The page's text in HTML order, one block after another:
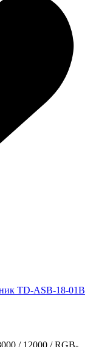
TD-ASB-18-01В